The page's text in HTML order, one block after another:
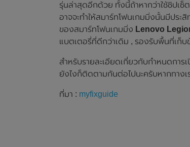
รุ่นล่าสุดอีกด้วย ทั้งนี้ถ้าหากว่าใช้ชิปเซ็
อาจจะทำให้สมาร์ทโฟนเกมมิ่งนั้นมีประ
ของสมาร์ทโฟนเกมมิ่ง Lenovo
แบตเตอรี่ที่ดีกว่าเดิม , รองรับพื้นที่เก็
สำหรับรายละเอียดเกี่ยวกับกำหนดการ
ยังไงก็ติดตามกันต่อไปนะครับหากทาง
ที่มา : myfixguide